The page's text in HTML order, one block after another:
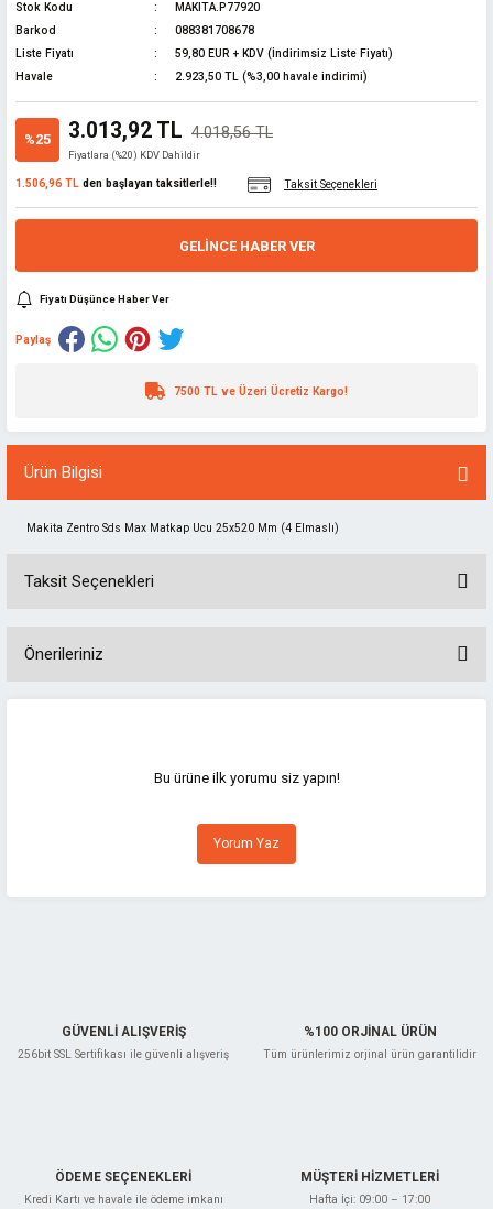
Stok Kodu
MAKITA.P77920
Barkod
088381708678
Liste Fiyatı
59,80 EUR + KDV (İndirimsiz Liste Fiyatı)
Havale
2.923,50 TL (%3,00 havale indirimi)
%25 3.013,92 TL 4.018,56 TL
Fiyatlara (%20) KDV Dahildir
1.506,96 TL den başlayan taksitlerle!! Taksit Seçenekleri
GELINCE HABER VER
Fiyatı Düşünce Haber Ver
Paylaş
7500 TL ve Üzeri Ücretiz Kargo!
Ürün Bilgisi
Makita Zentro Sds Max Matkap Ucu 25x520 Mm (4 Elmaslı)
Taksit Seçenekleri
Önerileriniz
Görüş ve önerileriniz için teşekkür ederiz.
Ürün resmi kalitesiz, bozuk veya görüntülenemiyor.
Ürün açıklamasında eksik bilgiler bulunuyor.
Bu ürüne ilk yorumu siz yapın!
Yorum Yaz
GÜVENLİ ALIŞVERİŞ
256bit SSL Sertifikası ile güvenli alışveriş
%100 ORJİNAL ÜRÜN
Tüm ürünlerimiz orjinal ürün garantilidir
ÖDEME SEÇENEKLERİ
Kredi Kartı ve havale ile ödeme imkanı
MÜŞTERİ HİZMETLERİ
Hafta İçi: 09:00 – 17:00